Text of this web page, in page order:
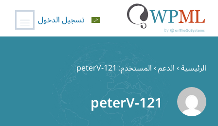
المحتوى
تسجيل الدخول
الرئيسية›الدعم›المستخدم: peterV-121
peterV-121